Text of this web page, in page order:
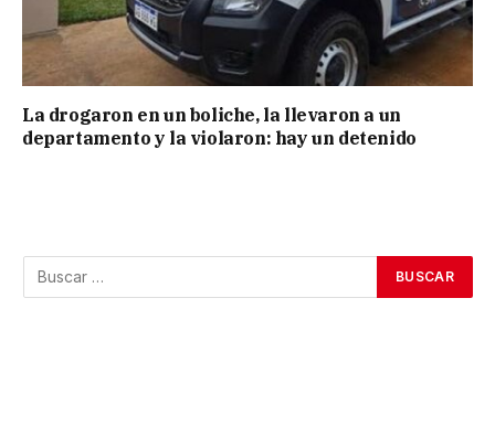
La drogaron en un boliche, la llevaron a un
departamento y la violaron: hay un detenido